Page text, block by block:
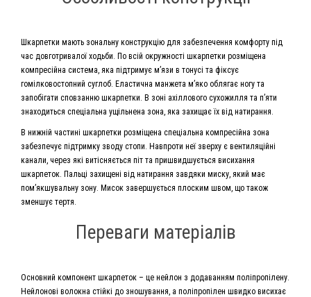
Шкарпетки мають зональну конструкцію для забезпечення комфорту під
час довготривалої ходьби. По всій окружності шкарпетки розміщена
компресійна система, яка підтримує м’язи в тонусі та фіксує
гомілковостопний суглоб. Еластична манжета м’яко облягає ногу та
запобігати сповзанню шкарпетки. В зоні ахіллового сухожилля та п’яти
знаходиться спеціальна ущільнена зона, яка захищає їх від натирання.
В нижній частині шкарпетки розміщена спеціальна компресійна зона
забезпечує підтримку зводу стопи. Навпроти неї зверху є вентиляційні
канали, через які витісняється піт та пришвидшується висихання
шкарпеток. Пальці захищені від натирання завдяки миску, який має
пом’якшувальну зону. Мисок завершується плоским швом, що також
зменшує тертя.
Переваги матеріалів
Основний компонент шкарпеток – це нейлон з додаванням поліпропілену.
Нейлонові волокна стійкі до зношування, а поліпропілен швидко висихає